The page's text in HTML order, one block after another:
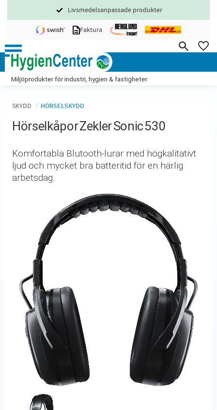
Meny
Livsmedelsanpassade produkter
Faktura
Miljöprodukter för industri, hygien & fastigheter
SKYDD HÖRSELSKYDD
Hörselkåpor Zekler Sonic 530
Komfortabla Blutooth-lurar med högkalitativt
ljud och mycket bra batteritid för en härlig
arbetsdag.